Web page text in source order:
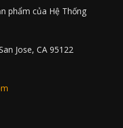
phẩm của Hệ Thống
Jose, CA 95122